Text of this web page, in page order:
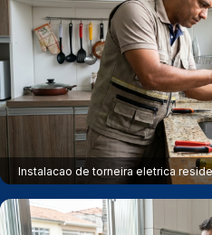
Instalacao de torneira eletrica